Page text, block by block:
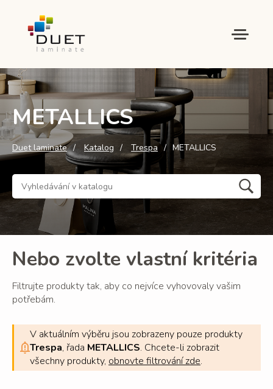
METALLICS
Duet laminate Katalog Trespa METALLICS
Nebo zvolte vlastní kritéria
Filtrujte produkty tak, aby co nejvíce vyhovovaly vašim
potřebám.
V aktuálním výběru jsou zobrazeny pouze produkty
Trespa, řada METALLICS. Chcete-li zobrazit
všechny produkty, obnovte filtrování zde.